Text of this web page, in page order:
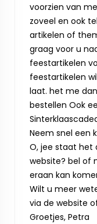
voorzien van
zoveel en ook
artikelen of
graag voor u
feestartikelen
feestartikelen
laat. het me
bestellen Ook
Neem snel een
O, jee staat het
website? bel of
eraan kan
Wilt u meer
via de website
Groetjes, Petra